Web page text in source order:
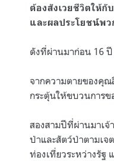
ต้องสังเวยชีวิตให้กั
และผลประโยชน์พ
ดังที่ผ่านมาก่อน 16 ปี
จากความตายของคุณ
กระตุ้นให้ขบวนการข
สองสามปีที่ผ่านมาเจ้
ป่าและสัตว์ป่าตามเจ
ท่องเที่ยวระหว่างรัฐ